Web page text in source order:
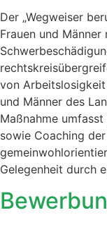
Der „Wegweiser
Frauen und
von
und Männer des
Maßnahme
sowie Coaching
Gelegenheit durch